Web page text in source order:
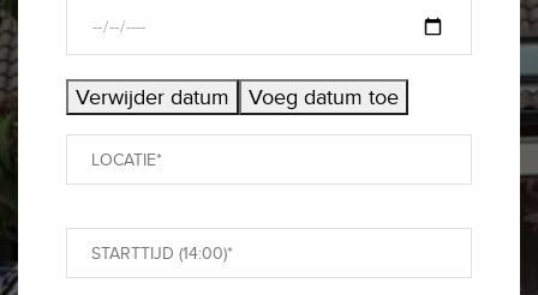
Verwijder datum Voeg datum toe